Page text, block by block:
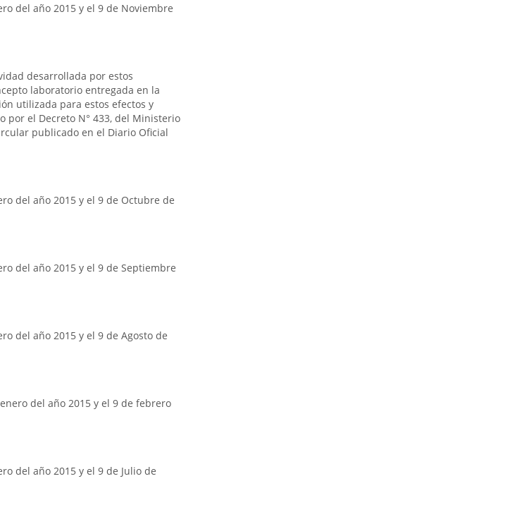
del año 2015 y el 9 de Noviembre
desarrollada por estos
laboratorio entregada en la
utilizada para estos efectos y
por el Decreto N° 433, del Ministerio
publicado en el Diario Oficial
del año 2015 y el 9 de Octubre de
del año 2015 y el 9 de Septiembre
del año 2015 y el 9 de Agosto de
del año 2015 y el 9 de febrero
del año 2015 y el 9 de Julio de